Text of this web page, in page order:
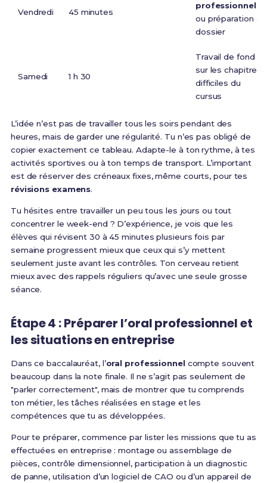
Vendredi 45 minutes
professionnel
ou préparation du
dossier
Samedi 1 h 30
Travail de fond
sur les chapitres
difficiles du
cursus
L’idée n’est pas de travailler tous les soirs pendant des
heures, mais de garder une régularité. Tu n’es pas obligé de
copier exactement ce tableau. Adapte-le à ton rythme, à tes
activités sportives ou à ton temps de transport. L’important
est de réserver des créneaux fixes, même courts, pour tes
révisions examens.
Tu hésites entre travailler un peu tous les jours ou tout
concentrer le week-end ? D’expérience, je vois que les
élèves qui révisent 30 à 45 minutes plusieurs fois par
semaine progressent mieux que ceux qui s’y mettent
seulement juste avant les contrôles. Ton cerveau retient
mieux avec des rappels réguliers qu’avec une seule grosse
séance.
Étape 4 : Préparer l’oral professionnel et
les situations en entreprise
Dans ce baccalauréat, l’oral professionnelcompte souvent
beaucoup dans la note finale. Il ne s’agit pas seulement de
"parler correctement", mais de montrer que tu comprends
ton métier, les tâches réalisées en stage et les
compétences que tu as développées.
Pour te préparer, commence par lister les missions que tu as
effectuées en entreprise : montage ou assemblage de
pièces, contrôle dimensionnel, participation à un diagnostic
de panne, utilisation d’un logiciel de CAO ou d’un appareil de